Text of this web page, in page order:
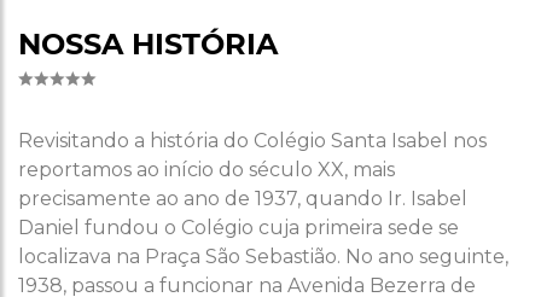
NOSSA HISTÓRIA
Revisitando a história do Colégio Santa Isabel nos
reportamos ao início do século XX, mais
precisamente ao ano de 1937, quando Ir. Isabel
Daniel fundou o Colégio cuja primeira sede se
localizava na Praça São Sebastião. No ano seguinte,
1938, passou a funcionar na Avenida Bezerra de